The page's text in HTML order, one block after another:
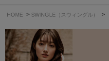
HOME > SWINGLE（スウィングル） >